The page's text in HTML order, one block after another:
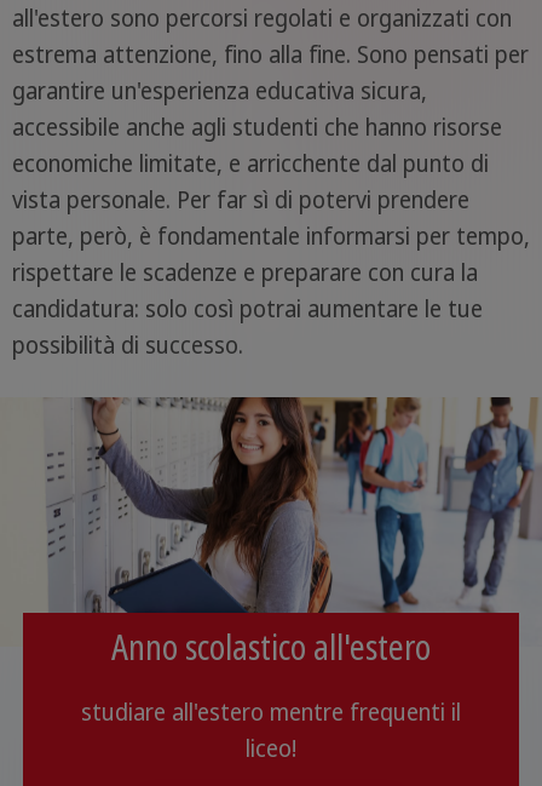
all'estero sono percorsi regolati e organizzati con
estrema attenzione, fino alla fine. Sono pensati per
garantire un'esperienza educativa sicura,
accessibile anche agli studenti che hanno risorse
economiche limitate, e arricchente dal punto di
vista personale. Per far sì di potervi prendere
parte, però, è fondamentale informarsi per tempo,
rispettare le scadenze e preparare con cura la
candidatura: solo così potrai aumentare le tue
possibilità di successo.
Anno scolastico all'estero
studiare all'estero mentre frequenti il
liceo!